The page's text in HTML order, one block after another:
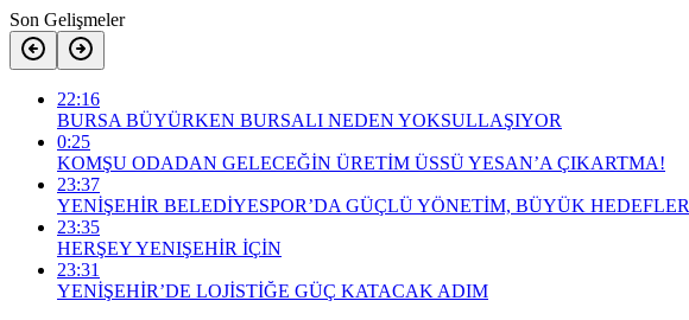
Son Gelişmeler
22:16
BURSA BÜYÜRKEN BURSALI NEDEN YOKSULLAŞIYOR
0:25
KOMŞU ODADAN GELECEĞİN ÜRETİM ÜSSÜ YESAN’A ÇIKARTMA!
23:37
YENİŞEHİR BELEDİYESPOR’DA GÜÇLÜ YÖNETİM, BÜYÜK HEDEFLER
23:35
HERŞEY YENIŞEHİR İÇİN
23:31
YENİŞEHİR’DE LOJİSTİĞE GÜÇ KATACAK ADIM